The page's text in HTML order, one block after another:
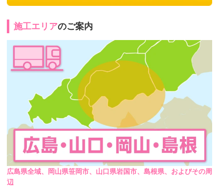
施工エリアのご案内
広島県全域、岡山県笹岡市、山口県岩国市、島根県、およびその周
辺